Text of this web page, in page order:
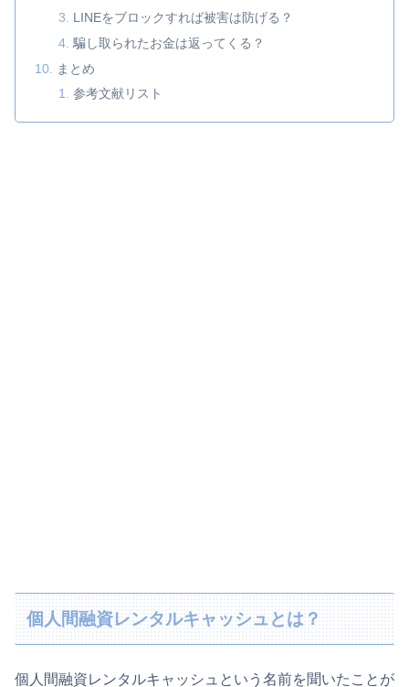
LINEをブロックすれば被害は防げる？
騙し取られたお金は返ってくる？
まとめ
参考文献リスト
個人間融資レンタルキャッシュとは？
個人間融資レンタルキャッシュという名前を聞いたことが